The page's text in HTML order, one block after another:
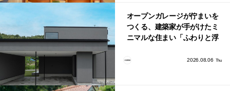
オープンガレージが佇まいを
つくる、建築家が手がけたミ
ニマルな住まい「ふわりと浮
2026.08.06 Thu